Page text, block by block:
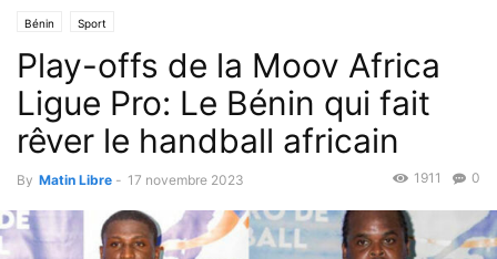
Bénin Sport
Play-offs de la Moov Africa
Ligue Pro: Le Bénin qui fait
rêver le handball africain
By Matin Libre - 17 novembre 2023 0
1911